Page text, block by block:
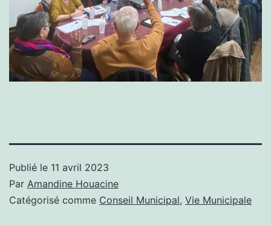
Publié le 11 avril 2023
Par Amandine Houacine
Catégorisé comme Conseil Municipal, Vie Municipale